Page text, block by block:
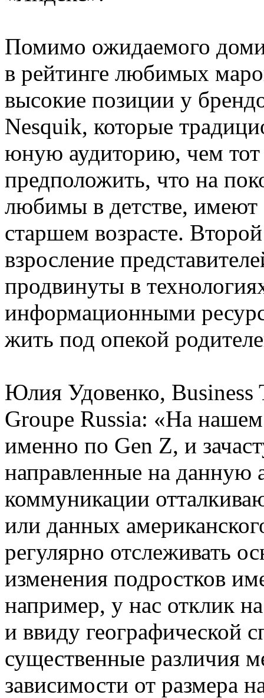
Помимо ожидаемого
в рейтинге любимых
высокие позиции у
Nesquik, которые
юную аудиторию, чем
предположить, что на
любимы в детстве, имеют
старшем возрасте.
взросление
продвинуты в
информационными
жить под опекой
Юлия Удовенко,
Groupe Russia: «На
именно по Gen Z, и
направленные на данную
коммуникации
или данных
регулярно отслеживать
изменения подростков
например, у нас отклик
и ввиду географической
существенные различия
зависимости от размера